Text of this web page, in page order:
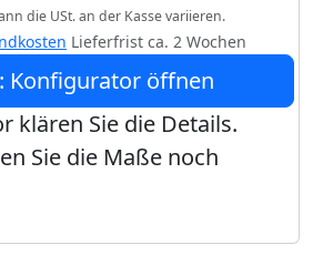
die USt. an der Kasse variieren.
Lieferfrist ca. 2 Wochen
Konfigurator öffnen
klären Sie die Details.
Sie die Maße noch